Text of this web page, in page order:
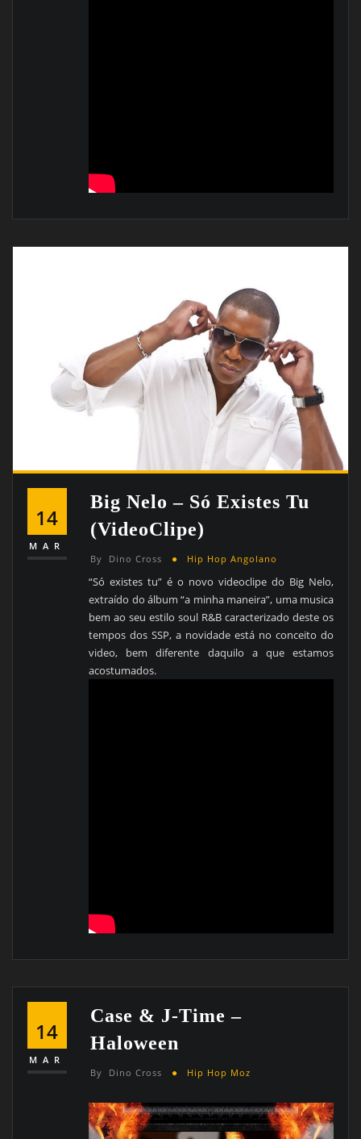
14
MAR
Big Nelo – Só Existes Tu
(VideoClipe)
By Dino Cross Hip Hop Angolano
“Só existes tu” é o novo videoclipe do Big Nelo,
extraído do álbum “a minha maneira”, uma musica
bem ao seu estilo soul R&B caracterizado deste os
tempos dos SSP, a novidade está no conceito do
video, bem diferente daquilo a que estamos
acostumados.
14
MAR
Case & J-Time –
Haloween
By Dino Cross Hip Hop Moz